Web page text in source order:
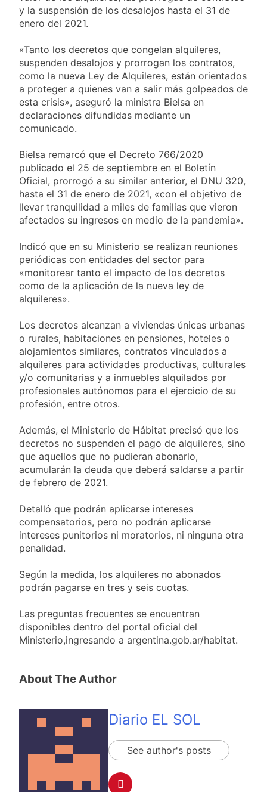
borde de los 450
puntos
calificó a los
anarquistas»
1 Día Atrás
Día Internacional de
servirla
correctamente
El frío polar se
instala en Buenos
Aires: mejora el
tiempo y llegan las
temperaturas más
bajas de la semana
1 Día Atrás
Día de San Cayetano:
por qué se celebra
cada 7 de agosto y
1 Día Atrás
privada, pero el
Gobierno debió
eliminar otro capítulo
1 Día Atrás
Incidentes frente al
Congreso durante la
protesta contra la
Ley de Propiedad
Privada: hubo
enfrentamientos
2 Días Atrás
La Fiscalía rechazó el
pedido para
contra Pity Alvarez
67 barrios full LED en
Florencio Varela
2 Días Atrás
El temporal se
llover y llega una ola
de frío con mínimas
cercanas a 1°C
Kicillof marchó
contra la Ley de
Propiedad Privada de
Milei
2 Días Atrás
Renunció el
subsecretario de
Seguridad de
difusión de chats
privados
2 Días Atrás
y la suspensión de los desalojos hasta el 31 de
enero del 2021.
«Tanto los decretos que congelan alquileres,
suspenden desalojos y prorrogan los contratos,
como la nueva Ley de Alquileres, están orientados
a proteger a quienes van a salir más golpeados de
esta crisis», aseguró la ministra Bielsa en
declaraciones difundidas mediante un
comunicado.
Bielsa remarcó que el Decreto 766/2020
publicado el 25 de septiembre en el Boletín
Oficial, prorrogó a su similar anterior, el DNU 320,
hasta el 31 de enero de 2021, «con el objetivo de
llevar tranquilidad a miles de familias que vieron
afectados su ingresos en medio de la pandemia».
Indicó que en su Ministerio se realizan reuniones
periódicas con entidades del sector para
«monitorear tanto el impacto de los decretos
como de la aplicación de la nueva ley de
alquileres».
Los decretos alcanzan a viviendas únicas urbanas
o rurales, habitaciones en pensiones, hoteles o
alojamientos similares, contratos vinculados a
alquileres para actividades productivas, culturales
y/o comunitarias y a inmuebles alquilados por
profesionales autónomos para el ejercicio de su
profesión, entre otros.
Además, el Ministerio de Hábitat precisó que los
decretos no suspenden el pago de alquileres, sino
que aquellos que no pudieran abonarlo,
acumularán la deuda que deberá saldarse a partir
de febrero de 2021.
Detalló que podrán aplicarse intereses
compensatorios, pero no podrán aplicarse
intereses punitorios ni moratorios, ni ninguna otra
penalidad.
Según la medida, los alquileres no abonados
podrán pagarse en tres y seis cuotas.
Las preguntas frecuentes se encuentran
disponibles dentro del portal oficial del
Ministerio,ingresando a argentina.gob.ar/habitat.
About The Author
Diario EL SOL
See author's posts